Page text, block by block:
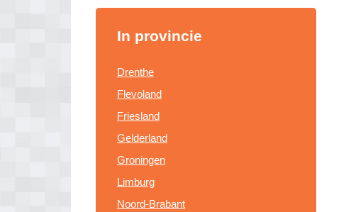
In provincie
Drenthe
Flevoland
Friesland
Gelderland
Groningen
Limburg
Noord-Brabant